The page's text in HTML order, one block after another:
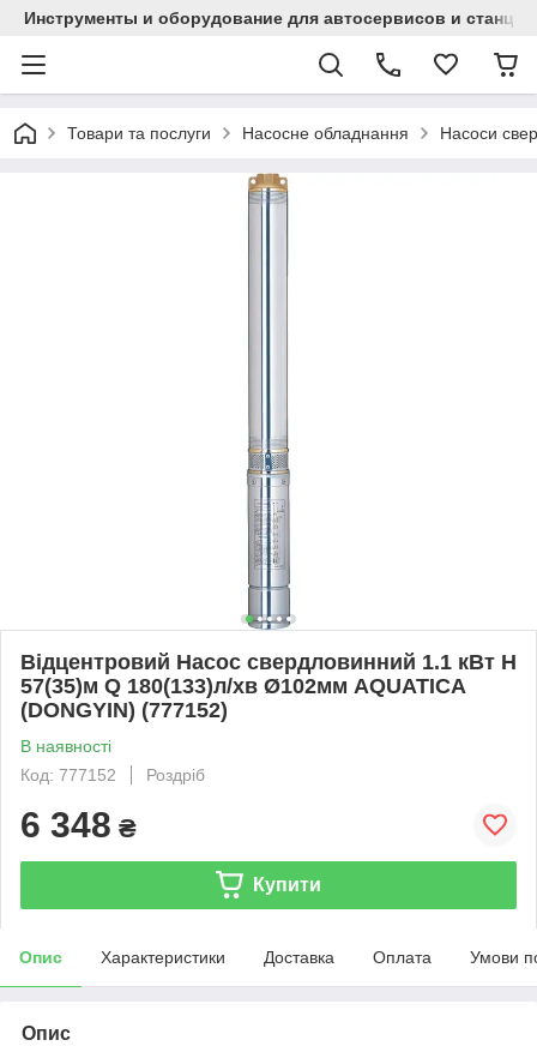
Инструменты и оборудование для автосервисов и
Товари та послуги Насосне обладнання Насоси
Відцентровий Насос свердловинний 1.1 кВт H
57(35)м Q 180(133)л/хв Ø102мм AQUATICA
(DONGYIN) (777152)
В наявності
Код: 777152
Роздріб
6 348 ₴
Купити
Опис Характеристики Доставка Оплата Умови
Опис